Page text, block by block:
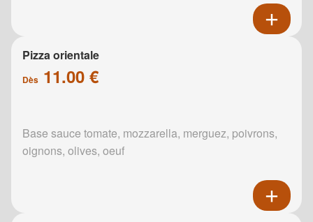
Pizza orientale
Dès 11.00 €
Base sauce tomate, mozzarella, merguez, poivrons,
oignons, olives, oeuf